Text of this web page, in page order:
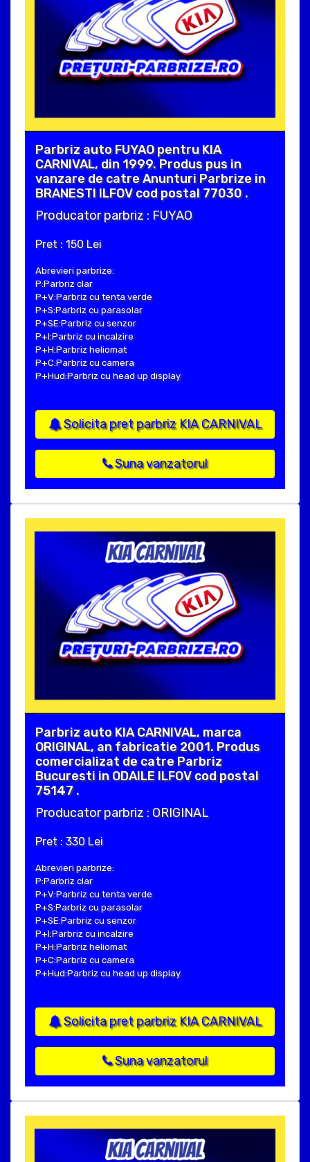
Parbriz auto FUYAO pentru KIA
CARNIVAL, din 1999. Produs pus in
vanzare de catre Anunturi Parbrize in
BRANESTI ILFOV cod postal 77030 .
Producator parbriz : FUYAO
Pret : 150 Lei
Abrevieri parbrize:
P:Parbriz clar
P+V:Parbriz cu tenta verde
P+S:Parbriz cu parasolar
P+SE:Parbriz cu senzor
P+I:Parbriz cu incalzire
P+H:Parbriz heliomat
P+C:Parbriz cu camera
P+Hud:Parbriz cu head up display
Solicita pret parbriz KIA CARNIVAL
Suna vanzatorul
Parbriz auto KIA CARNIVAL, marca
ORIGINAL, an fabricatie 2001. Produs
comercializat de catre Parbriz
Bucuresti in ODAILE ILFOV cod postal
75147 .
Producator parbriz : ORIGINAL
Pret : 330 Lei
Abrevieri parbrize:
P:Parbriz clar
P+V:Parbriz cu tenta verde
P+S:Parbriz cu parasolar
P+SE:Parbriz cu senzor
P+I:Parbriz cu incalzire
P+H:Parbriz heliomat
P+C:Parbriz cu camera
P+Hud:Parbriz cu head up display
Solicita pret parbriz KIA CARNIVAL
Suna vanzatorul